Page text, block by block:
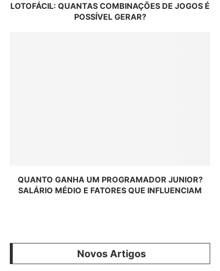
LOTOFÁCIL: QUANTAS COMBINAÇÕES DE JOGOS É
POSSÍVEL GERAR?
QUANTO GANHA UM PROGRAMADOR JUNIOR?
SALÁRIO MÉDIO E FATORES QUE INFLUENCIAM
Novos Artigos